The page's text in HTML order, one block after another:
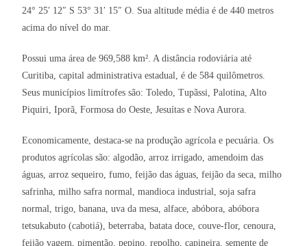
24° 25′ 12″ S 53° 31′ 15″ O. Sua altitude média é de 440 metros
acima do nível do mar.
Possui uma área de 969,588 km². A distância rodoviária até
Curitiba, capital administrativa estadual, é de 584 quilômetros.
Seus municípios limítrofes são: Toledo, Tupãssi, Palotina, Alto
Piquiri, Iporã, Formosa do Oeste, Jesuítas e Nova Aurora.
Economicamente, destaca-se na produção agrícola e pecuária. Os
produtos agrícolas são: algodão, arroz irrigado, amendoim das
águas, arroz sequeiro, fumo, feijão das águas, feijão da seca, milho
safrinha, milho safra normal, mandioca industrial, soja safra
normal, trigo, banana, uva da mesa, alface, abóbora, abóbora
tetsukabuto (cabotiá), beterraba, batata doce, couve-flor, cenoura,
feijão vagem, pimentão, pepino, repolho, capineira, semente de